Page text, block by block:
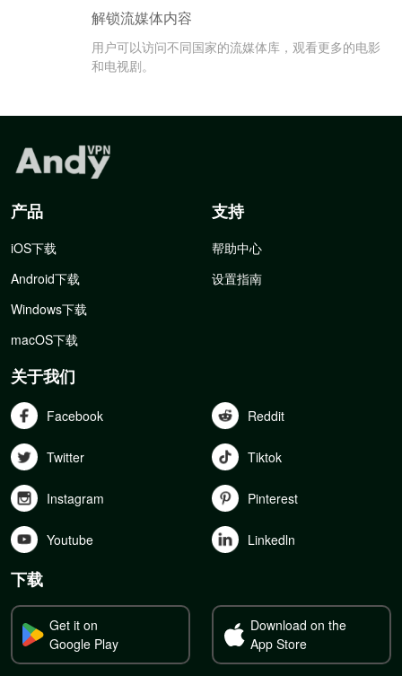
解锁流媒体内容
用户可以访问不同国家的流媒体库，观看更多的电影
和电视剧。
产品
iOS下载
Android下载
Windows下载
macOS下载
支持
帮助中心
设置指南
关于我们
Facebook Reddit
Twitter Tiktok
Instagram Pinterest
Youtube Linkedln
下载
Get it on
Google Play
Download on the
App Store